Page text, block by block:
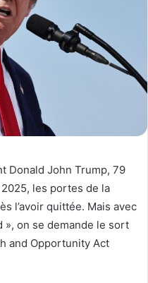
Donald John Trump, 79
les portes de la
l’avoir quittée. Mais avec
», on se demande le sort
and Opportunity Act